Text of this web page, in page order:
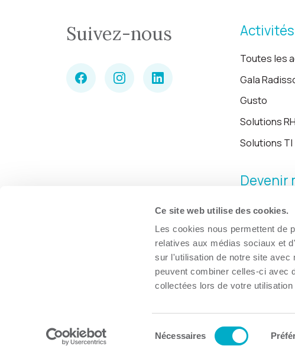
Ce site web utilise des cookies.
Les cookies nous permettent de
relatives aux médias sociaux et
sur l'utilisation de notre site avec
peuvent combiner celles-ci avec
collectées lors de votre
Nécessaires
Suivez-nous Activités
Toutes les
Gala
Gusto
Solutions RH
Solutions TI
Devenir
© Chambre de commerce et d'industries de Trois-Rivières, 2026.